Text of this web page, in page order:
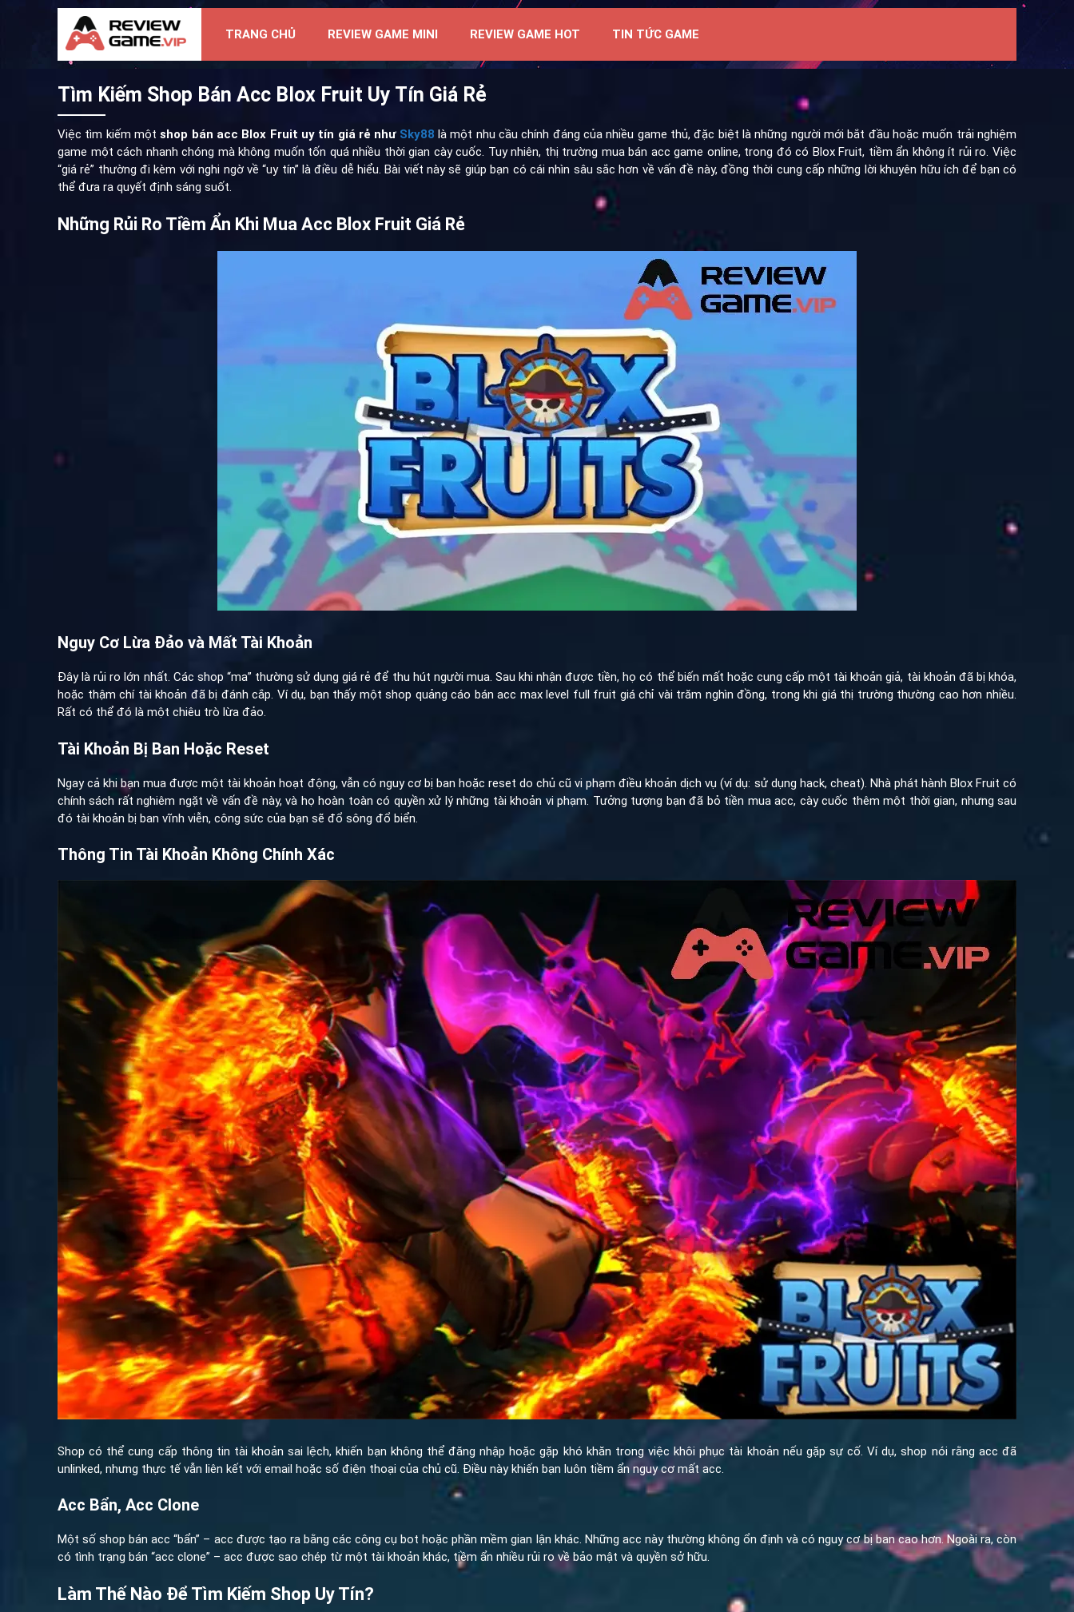
TRANG CHỦ REVIEW GAME MINI REVIEW GAME HOT TIN TỨC GAME
Tìm Kiếm Shop Bán Acc Blox Fruit Uy Tín Giá Rẻ
Việc tìm kiếm mộtshop bán acc Blox Fruit uy tín giá rẻ như Sky88 là một nhu cầu chính đáng của nhiều game thủ, đặc biệt là những người mới bắt đầu hoặc muốn trải nghiệm
game một cách nhanh chóng mà không muốn tốn quá nhiều thời gian cày cuốc. Tuy nhiên, thị trường mua bán acc game online, trong đó có Blox Fruit, tiềm ẩn không ít rủi ro. Việc
“giá rẻ” thường đi kèm với nghi ngờ về “uy tín” là điều dễ hiểu. Bài viết này sẽ giúp bạn có cái nhìn sâu sắc hơn về vấn đề này, đồng thời cung cấp những lời khuyên hữu ích để bạn có
thể đưa ra quyết định sáng suốt.
Những Rủi Ro Tiềm Ẩn Khi Mua Acc Blox Fruit Giá Rẻ
Nguy Cơ Lừa Đảo và Mất Tài Khoản
Đây là rủi ro lớn nhất. Các shop “ma” thường sử dụng giá rẻ để thu hút người mua. Sau khi nhận được tiền, họ có thể biến mất hoặc cung cấp một tài khoản giả, tài khoản đã bị khóa,
hoặc thậm chí tài khoản đã bị đánh cắp. Ví dụ, bạn thấy một shop quảng cáo bán acc max level full fruit giá chỉ vài trăm nghìn đồng, trong khi giá thị trường thường cao hơn nhiều.
Rất có thể đó là một chiêu trò lừa đảo.
Tài Khoản Bị Ban Hoặc Reset
Ngay cả khi bạn mua được một tài khoản hoạt động, vẫn có nguy cơ bị ban hoặc reset do chủ cũ vi phạm điều khoản dịch vụ (ví dụ: sử dụng hack, cheat). Nhà phát hành Blox Fruit có
chính sách rất nghiêm ngặt về vấn đề này, và họ hoàn toàn có quyền xử lý những tài khoản vi phạm. Tưởng tượng bạn đã bỏ tiền mua acc, cày cuốc thêm một thời gian, nhưng sau
đó tài khoản bị ban vĩnh viễn, công sức của bạn sẽ đổ sông đổ biển.
Thông Tin Tài Khoản Không Chính Xác
Shop có thể cung cấp thông tin tài khoản sai lệch, khiến bạn không thể đăng nhập hoặc gặp khó khăn trong việc khôi phục tài khoản nếu gặp sự cố. Ví dụ, shop nói rằng acc đã
unlinked, nhưng thực tế vẫn liên kết với email hoặc số điện thoại của chủ cũ. Điều này khiến bạn luôn tiềm ẩn nguy cơ mất acc.
Acc Bẩn, Acc Clone
Một số shop bán acc “bẩn” – acc được tạo ra bằng các công cụ bot hoặc phần mềm gian lận khác. Những acc này thường không ổn định và có nguy cơ bị ban cao hơn. Ngoài ra, còn
có tình trạng bán “acc clone” – acc được sao chép từ một tài khoản khác, tiềm ẩn nhiều rủi ro về bảo mật và quyền sở hữu.
Làm Thế Nào Để Tìm Kiếm Shop Uy Tín?